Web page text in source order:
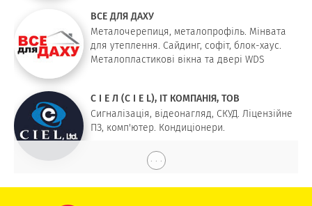
ВСЕ ДЛЯ ДАХУ
Металочерепиця, металопрофіль. Мінвата
для утеплення. Сайдинг, софіт, блок-хаус.
Металопластикові вікна та двері WDS
С І Е Л (C I E L), IT КОМПАНІЯ, ТОВ
Сигналізація, відеонагляд, СКУД. Ліцензійне
ПЗ, комп'ютер. Кондиціонери.
. . .